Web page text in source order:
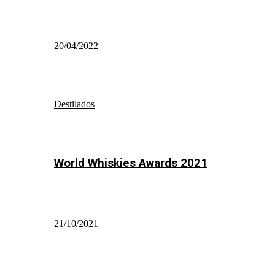
20/04/2022
Destilados
World Whiskies Awards 2021
21/10/2021